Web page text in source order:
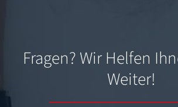
Fragen? Wir Helfen
Weiter!